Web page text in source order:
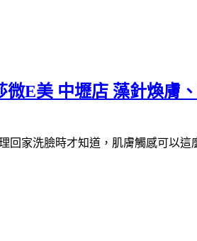
E美 中壢店 藻針煥膚
回家洗臉時才知道，肌膚觸感可以